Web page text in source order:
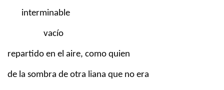
interminable
vacío
repartido en el aire, como quien
de la sombra de otra liana que no era